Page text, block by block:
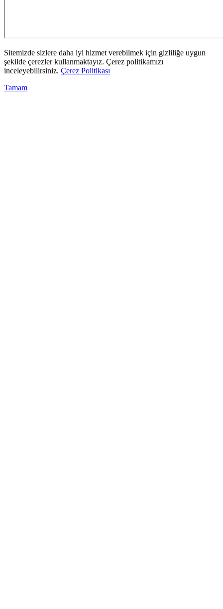
Sitemizde sizlere daha iyi hizmet verebilmek için gizliliğe uygun
şekilde çerezler kullanmaktayız. Çerez politikamızı
inceleyebilirsiniz. Çerez Politikası
Tamam